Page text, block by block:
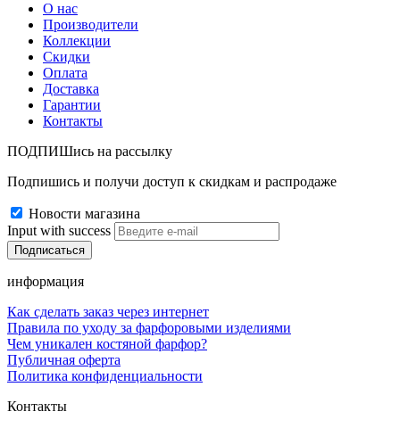
О нас
Производители
Коллекции
Скидки
Оплата
Доставка
Гарантии
Контакты
ПОДПИШись на рассылку
Подпишись и получи доступ к скидкам и распродаже
Новости магазина
Input with success
информация
Как сделать заказ через интернет
Правила по уходу за фарфоровыми изделиями
Чем уникален костяной фарфор?
Публичная оферта
Политика конфиденциальности
Контакты